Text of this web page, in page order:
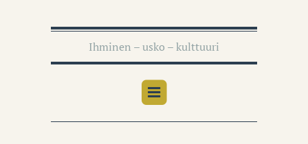
Ihminen – usko – kulttuuri